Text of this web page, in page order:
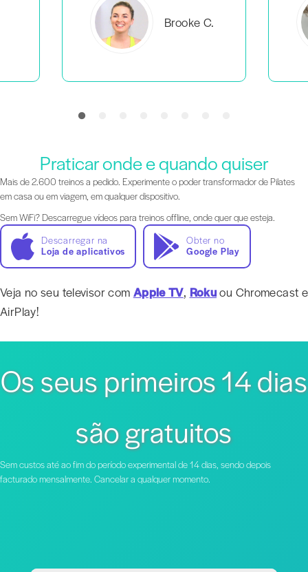
Everlea B.
Praticar onde e quando quiser
Mais de 2.600 treinos a pedido. Experimente o poder transformador de Pilates
em casa ou em viagem, em qualquer dispositivo.
Sem WiFi? Descarregue vídeos para treinos offline, onde quer que esteja.
Descarregar na
Loja de aplicativos
Obter no
Google Play
Veja no seu televisor com Apple TV, Rokuou Chromecast e
AirPlay!
Os seus primeiros 14 dias
são gratuitos
Sem custos até ao fim do período experimental de 14 dias, sendo depois
facturado mensalmente. Cancelar a qualquer momento.